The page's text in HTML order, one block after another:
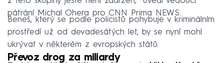
pátrání Michal Ohera pro CNN Prima NEWS.
Beneš, který se podle policistů pohybuje v kriminálním
prostředí už od devadesátých let, by se nyní mohl
ukrývat v některém z evropských států.
Převoz drog za miliardy